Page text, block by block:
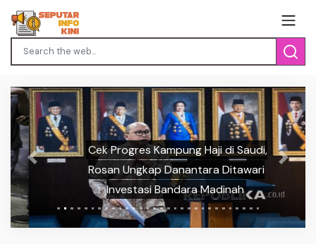
Cek Progres Kampung Haji di Saudi,
Rosan Ungkap Danantara Ditawari
Investasi Bandara Madinah
Previous Next